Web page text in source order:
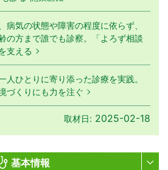
病気の状態や障害の程度に依らず、
の方まで誰でも診察。「よろず相談
支える
人ひとりに寄り添った診療を実践。
づくりにも力を注ぐ
取材日: 2025-02-18
基本情報